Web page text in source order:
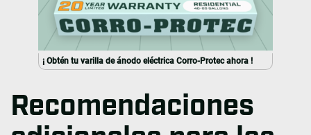
¡ Obtén tu varilla de ánodo eléctrica Corro-Protec ahora !
Recomendaciones